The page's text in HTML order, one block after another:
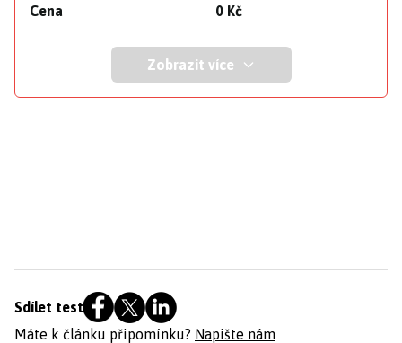
Cena 0 Kč
Zobrazit více
Sdílet test
Máte k článku připomínku? Napište nám